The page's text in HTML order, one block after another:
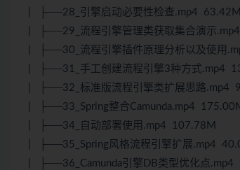
| ├──28_引擎启动必要性检查.mp4 63.42M
| ├──29_流程引擎管理类获取集合演示
| ├──30_流程引擎插件原理分析以及使用
| ├──31_手工创建流程引擎3种方式.mp4
| ├──32_标准版流程引擎类扩展思路.mp4
| ├──33_Spring整合Camunda.mp4
| ├──34_自动部署使用.mp4 107.78M
| ├──35_Spring风格流程引擎扩展.mp4
| ├──36_Camunda引擎DB类型优化点.mp4